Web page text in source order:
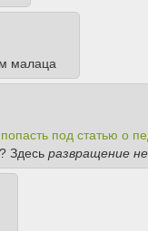
малаца
под статью о
Здесь развращение